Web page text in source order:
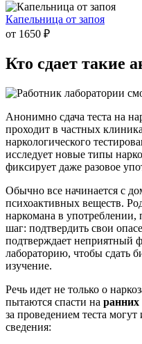
Капельница от запоя
от 1650 ₽
Кто сдает такие
Анонимно сдача теста на
проходит в частных
наркологического
исследует новые типы
фиксирует даже разовое
Обычно все начинается с
психоактивных веществ.
наркомана в
шаг: подтвердить свои
подтверждает неприятный
лабораторию, чтобы сдать
изучение.
Речь идет не только о
пытаются спасти на ранних
за проведением теста
сведения: